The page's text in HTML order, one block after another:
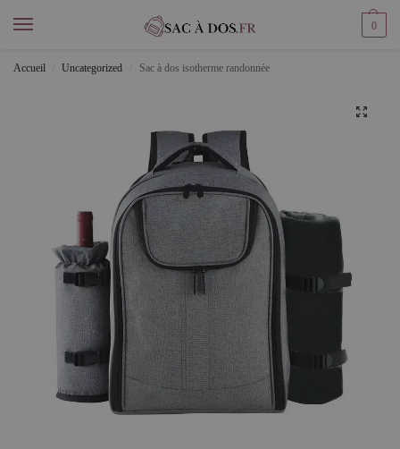
0
Accueil Uncategorized Sac à dos isotherme randonnée